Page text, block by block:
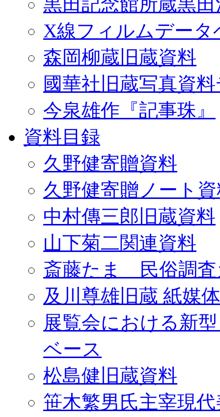
X線フィルムデータ
森岡柳蔵旧蔵資料
國華社旧蔵写真資
今泉雄作『記事珠』
資料目録
久野健寄贈資料
久野健寄贈ノート
中村傳三郎旧蔵資料
山下菊二関連資料
斎藤たま 民俗調査
及川尊雄旧蔵 紙媒
展覧会における新
ベース
松島健旧蔵資料
笹木繁男氏主宰現